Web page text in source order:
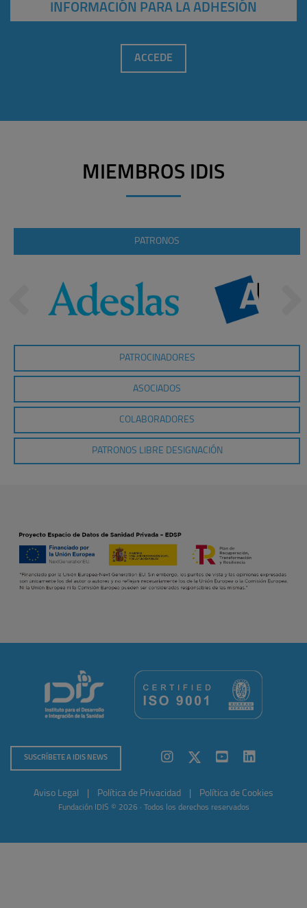
INFORMACIÓN PARA LA ADHESIÓN
ACCEDE
MIEMBROS IDIS
PATRONOS
PATROCINADORES
ASOCIADOS
COLABORADORES
PATRONOS LIBRE DESIGNACIÓN
SUSCRÍBETE A IDIS NEWS
Aviso Legal Política de Privacidad Política de Cookies
Fundación IDIS © 2026 · Todos los derechos reservados